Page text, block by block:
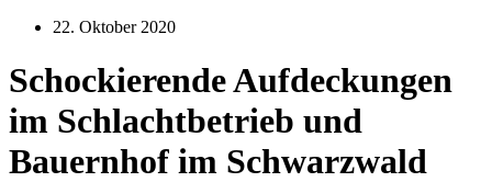
22. Oktober 2020
Schockierende Aufdeckungen
im Schlachtbetrieb und
Bauernhof im Schwarzwald